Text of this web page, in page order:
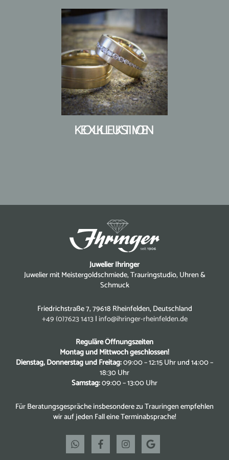
EXKLUSIVE KOLLEKTION
Juwelier Ihringer
Juwelier mit Meistergoldschmiede, Trauringstudio, Uhren &
Schmuck
Friedrichstraße 7, 79618 Rheinfelden, Deutschland
+49 (0)7623 1413|info@ihringer-rheinfelden.de
Reguläre Öffnungszeiten
Montag und Mittwoch geschlossen!
Dienstag, Donnerstag und Freitag:09:00 – 12:15 Uhr und 14:00 –
18:30 Uhr
Samstag:09:00 – 13:00 Uhr
Für Beratungsgespräche insbesondere zu Trauringen empfehlen
wir auf jeden Fall eine Terminabsprache!